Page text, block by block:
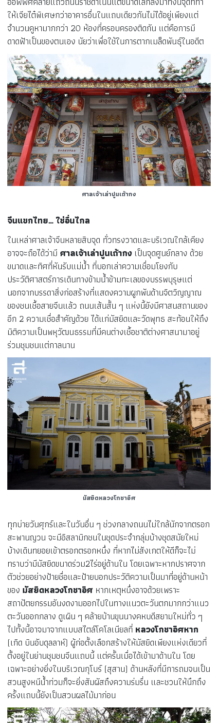
ให้เจียไต๋พิเศษกว่าอาคารอื่นในแถบเดียวกันไม่ได้อยู่เพียงแต่
จำนวนคูหามากกว่า 20 ห้องที่ครอบครองติดกัน แต่คือการมี
ดาดฟ้าเป็นของตนเอง นัยว่าเพื่อใช้ในการตากเมล็ดพันธุ์ในอดีต
ศาลเจ้าเล่าปูนเถ้ากง
จีนแขกไทย… ใช่อื่นไกล
ในเหล่าศาลเจ้าจีนหลายสิบจุด ทั่วทรงวาดและบริเวณใกล้เคียง
อาจจะถือได้ว่ามี ศาลเจ้าเล่าปูนเถ้ากง เป็นจุดศูนย์กลาง ด้วย
ขนาดและทิศที่หันรับแม่น้ำ ที่บอกเล่าความเชื่อมโยงกับ
ประวัติศาสตร์การเดินทางข้ามน้ำข้ามทะเลของบรรพบุรุษแต่
นอกจากบรรดาสิ่งก่อสร้างที่แสดงความผูกพันด้านจิตวิญญาณ
ของชนเชื้อสายจีนแล้ว ถนนเส้นสั้น ๆ แห่งนี้ยังมีศาสนสถานของ
อีก 2 ความเชื่อสำคัญด้วย ได้แก่มัสยิดและวัดพุทธ สะท้อนให้ถึง
มิติความเป็นพหุวัฒนธรรมที่มีคนต่างเชื้อชาติต่างศาสนามาอยู่
ร่วมชุมชนแต่กาลนาน
มัสยิดหลวงโกชาอิศ
ทุกบ่ายวันศุกร์และในวันอื่น ๆ ช่วงกลางถนนไม่ใกล้นักจากตรอก
สะพานญวน จะมีอิสลามิกชนในชุดประจำกลุ่มบ้างชุดสมัยใหม่
บ้างเดินทยอยเข้าตรอกตรอกหนึ่ง ที่หากไม่สังเกตให้ดีก็จะไม่
ทราบว่ามีมัสยิดขนาดร่วม2ไร่อยู่ด้านใน โดยเฉพาะหากปราศจาก
ตัวช่วยอย่างป้ายชื่อและป้ายบอกประวัติความเป็นมาที่อยู่ด้านหน้า
ของ มัสยิดหลวงโกชาอิศ หากเหตุหนึ่งอาจด้วยเพราะ
สถาปัตยกรรมอันงดงามออกไปในทางแนวตะวันตกมากกว่าแนว
ตะวันออกกลาง ดูเผิน ๆ คล้ายบ้านขุนนางคหบดีสยามใหม่ทั่ว ๆ
ไปทั้งนี้อาจมาจากแบบสไตล์โคโลเนียลที่ หลวงโกชาอิศหาก
(เกิด บินอับดุลลาห์) ผู้ก่อตั้งเลือกสร้างให้มัสยิดเพียงแห่งเดียวที่
ตั้งอยู่ในย่านชุมชนจีนแถบนี้ แต่ครั้นเมื่อได้เข้ามาด้านใน โดย
เฉพาะอย่างยิ่งในบริเวณกุโบร์ (สุสาน) ด้านหลังที่มีการถมจนเป็น
สวนสูงหนีน้ำท่วมก็จะยิ่งสัมผัสถึงความร่มรื่น และชวนให้นึกถึง
ครั้งแถบนี้ยังเป็นสวนผลไม้มาก่อน